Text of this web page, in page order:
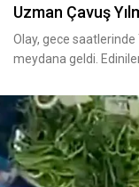
Uzman Çavuş
Olay, gece
meydana geldi.